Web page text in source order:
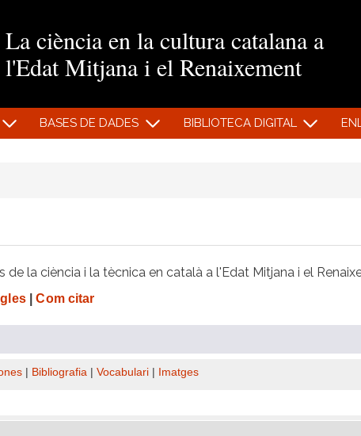
La ciència en la cultura catalana a
l'Edat Mitjana i el Renaixement
BASES DE DADES BIBLIOTECA DIGITAL
la ciència i la tècnica en català a l'Edat Mitjana i el
| Com citar
Bibliografia Vocabulari Imatges